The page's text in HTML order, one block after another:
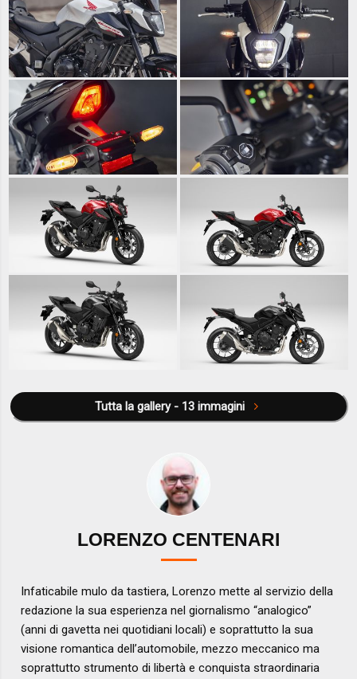
Tutta la gallery - 13 immagini
LORENZO CENTENARI
Infaticabile mulo da tastiera, Lorenzo mette al servizio della
redazione la sua esperienza nel giornalismo “analogico”
(anni di gavetta nei quotidiani locali) e soprattutto la sua
visione romantica dell’automobile, mezzo meccanico ma
soprattutto strumento di libertà e conquista straordinaria